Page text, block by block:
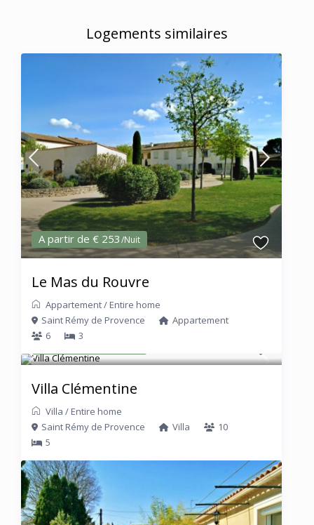
Logements similaires
A partir de € 253/Nuit
Le Mas du Rouvre
Appartement/ Entire home
Saint Rémy de Provence
Appartement
6
3
A partir de € 590
Villa Clémentine
Villa / Entire home
Saint Rémy de Provence
Villa
10
5